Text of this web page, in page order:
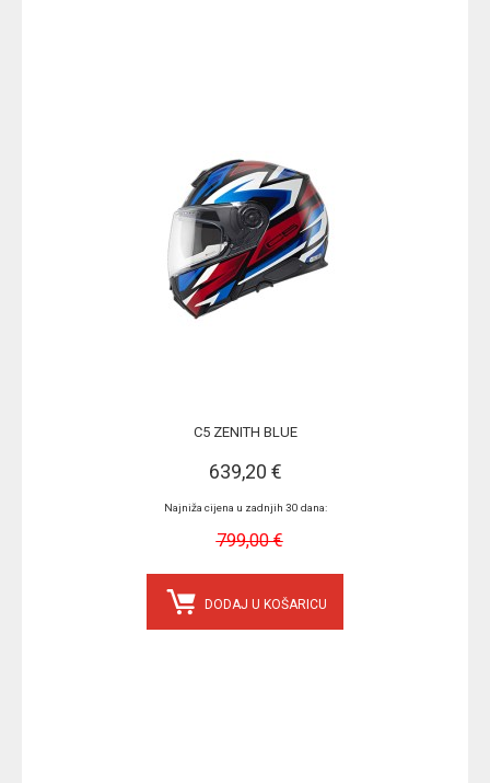
C5 ZENITH BLUE
639,20 €
Najniža cijena u zadnjih 30 dana:
799,00 €
DODAJ U KOŠARICU